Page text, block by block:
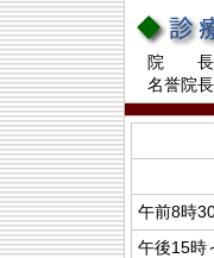
院 長
名誉院
午前8時
午後15時